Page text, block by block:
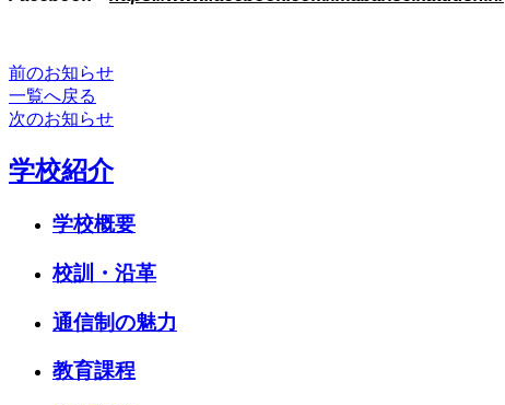
前のお知らせ
一覧へ戻る
次のお知らせ
学校紹介
学校概要
校訓・沿革
通信制の魅力
教育課程